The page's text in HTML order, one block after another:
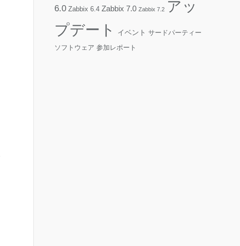
6.0 Zabbix 6.4 Zabbix 7.0 Zabbix 7.2 アッ
プデート
イベント サードパーティー
ソフトウェア 参加レポート